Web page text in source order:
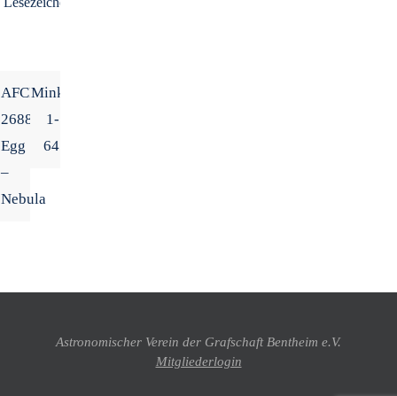
AFCRL
2688
Egg
–
Nebula
Minkowski
1-
64
Astronomischer Verein der Grafschaft Bentheim e.V.
Mitgliederlogin